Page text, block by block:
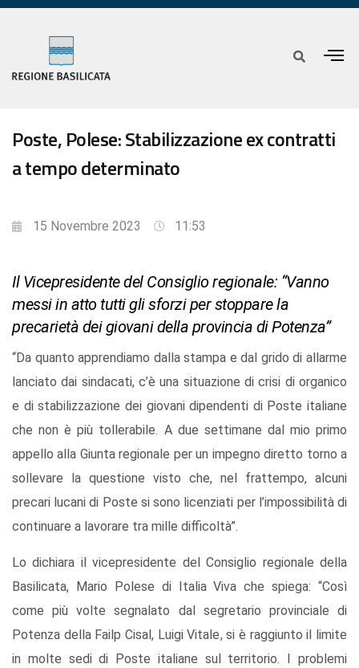
Poste, Polese: Stabilizzazione ex contratti
a tempo determinato
15 Novembre 2023 11:53
Il Vicepresidente del Consiglio regionale: “Vanno
messi in atto tutti gli sforzi per stoppare la
precarietà dei giovani della provincia di Potenza”
“Da quanto apprendiamo dalla stampa e dal grido di allarme
lanciato dai sindacati, c’è una situazione di crisi di organico
e di stabilizzazione dei giovani dipendenti di Poste italiane
che non è più tollerabile. A due settimane dal mio primo
appello alla Giunta regionale per un impegno diretto torno a
sollevare la questione visto che, nel frattempo, alcuni
precari lucani di Poste si sono licenziati per l’impossibilità di
continuare a lavorare tra mille difficoltà”.
Lo dichiara il vicepresidente del Consiglio regionale della
Basilicata, Mario Polese di Italia Viva che spiega: “Così
come più volte segnalato dal segretario provinciale di
Potenza della Failp Cisal, Luigi Vitale, si è raggiunto il limite
in molte sedi di Poste italiane sul territorio. I problemi